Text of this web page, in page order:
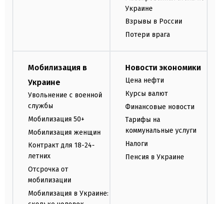
Украине
Взрывы в России
Потери врага
Мобилизация в
Украине
Увольнение с военной
службы
Мобилизация 50+
Мобилизация женщин
Контракт для 18-24-
летних
Отсрочка от
мобилизации
Мобилизация в Украине:
Новости экономики
Цена нефти
Курсы валют
Финансовые новости
Тарифы на
коммунальные услуги
Налоги
Пенсия в Украине